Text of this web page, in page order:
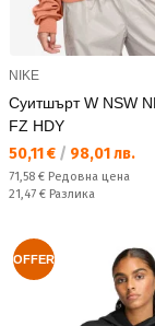
NIKE
Суитшърт W NSW
FZ HDY
Текуща цена:
50,11 € / 98,01 лв.
Редовна цена:
71,58 € Редовна цена
Спестявате:
21,47 € Разлика
OFFER